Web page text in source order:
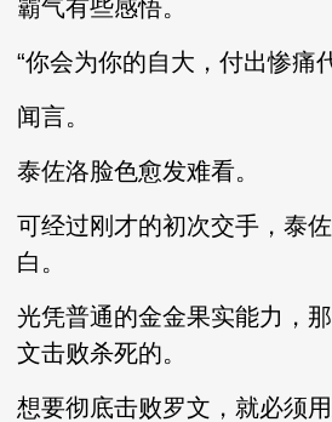
霸气有些感悟。
“你会为你的自大，付出惨痛
闻言。
泰佐洛脸色愈发难看。
可经过刚才的初次交手，泰
白。
光凭普通的金金果实能力，
文击败杀死的。
想要彻底击败罗文，就必须